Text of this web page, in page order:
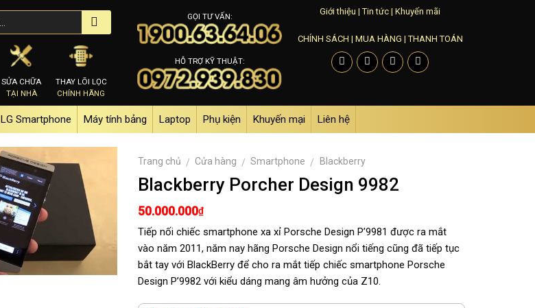
SỬA CHỮA
TẠI NHÀ
THAY LÕI LỌC
CHÍNH HÃNG
GỌI TƯ VẤN:
HỖ TRỢ KỸ THUẬT:
Giới thiệu |Tin tức | Khuyến mãi
CHÍNH SÁCH | MUA HÀNG |THANH TOÁN
LG Smartphone Máy tính bảng Laptop Phụ kiện Khuyến mại Liên hệ
Trang chủ / Cửa hàng / Smartphone / Blackberry
Blackberry Porcher Design 9982
50.000.000₫
Tiếp nối chiếc smartphone xa xỉ Porsche Design P’9981 được ra mắt
vào năm 2011, năm nay hãng Porsche Design nổi tiếng cũng đã tiếp tục
bắt tay với BlackBerry để cho ra mắt tiếp chiếc smartphone Porsche
Design P’9982 với kiểu dáng mang âm hưởng của Z10.